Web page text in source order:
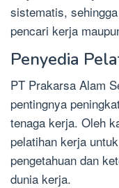
sistematis,
pencari kerja
Penyedia
PT Prakarsa Alam
pentingnya
tenaga kerja. Oleh
pelatihan kerja
pengetahuan dan
dunia kerja.